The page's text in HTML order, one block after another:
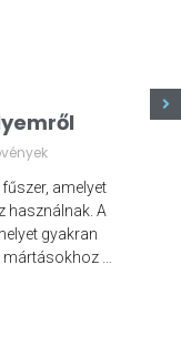
amelyet
használnak. A
gyakran
…